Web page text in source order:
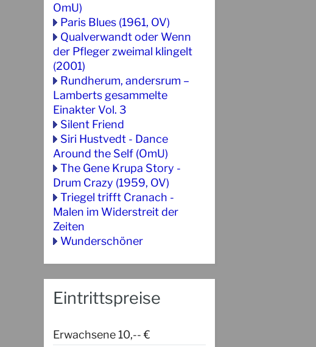
OmU)
Paris Blues (1961, OV)
Qualverwandt oder Wenn
der Pfleger zweimal klingelt
(2001)
Rundherum, andersrum –
Lamberts gesammelte
Einakter Vol. 3
Silent Friend
Siri Hustvedt - Dance
Around the Self (OmU)
The Gene Krupa Story -
Drum Crazy (1959, OV)
Triegel trifft Cranach -
Malen im Widerstreit der
Zeiten
Wunderschöner
Eintrittspreise
Erwachsene 10,-- €